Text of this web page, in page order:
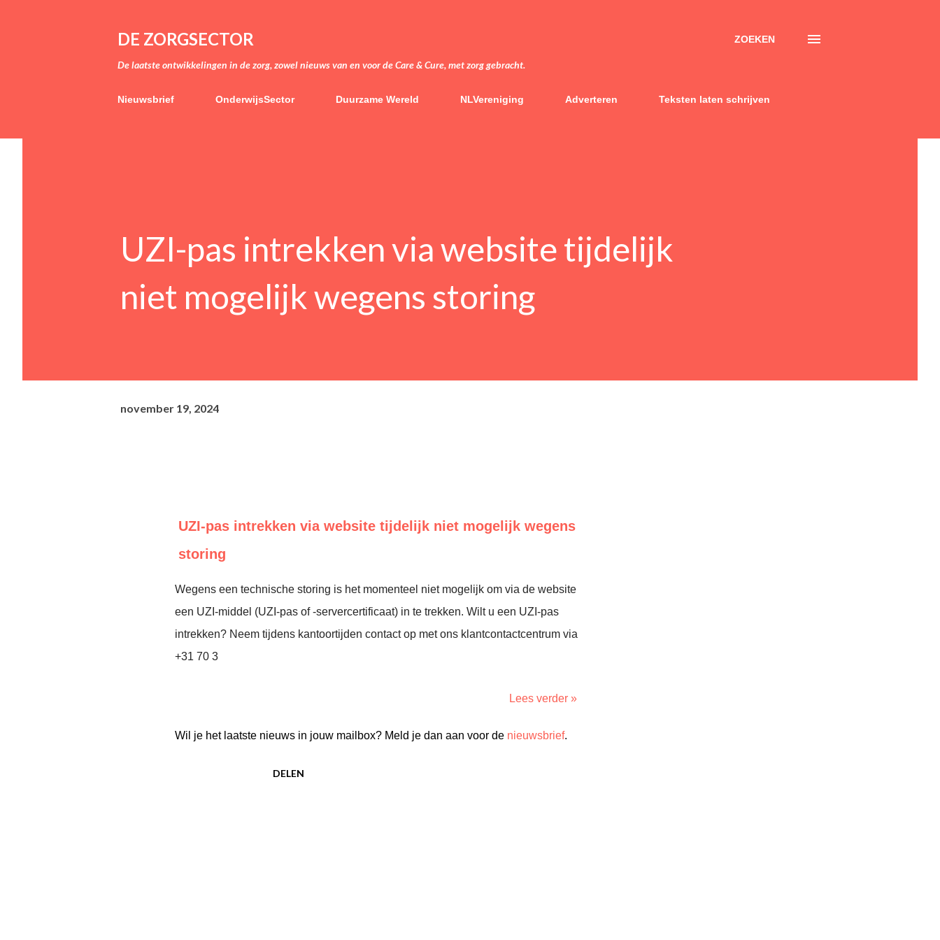
DE ZORGSECTOR
De laatste ontwikkelingen in de zorg, zowel nieuws van en voor de Care & Cure, met zorg gebracht.
ZOEKEN
Nieuwsbrief OnderwijsSector Duurzame Wereld NLVereniging Adverteren Teksten laten schrijven
UZI-pas intrekken via website tijdelijk
niet mogelijk wegens storing
november 19, 2024
UZI-pas intrekken via website tijdelijk niet mogelijk wegens
storing
Wegens een technische storing is het momenteel niet mogelijk om via de website
een UZI-middel (UZI-pas of -servercertificaat) in te trekken. Wilt u een UZI-pas
intrekken? Neem tijdens kantoortijden contact op met ons klantcontactcentrum via
+31 70 3
Lees verder »
Wil je het laatste nieuws in jouw mailbox? Meld je dan aan voor de nieuwsbrief.
DELEN